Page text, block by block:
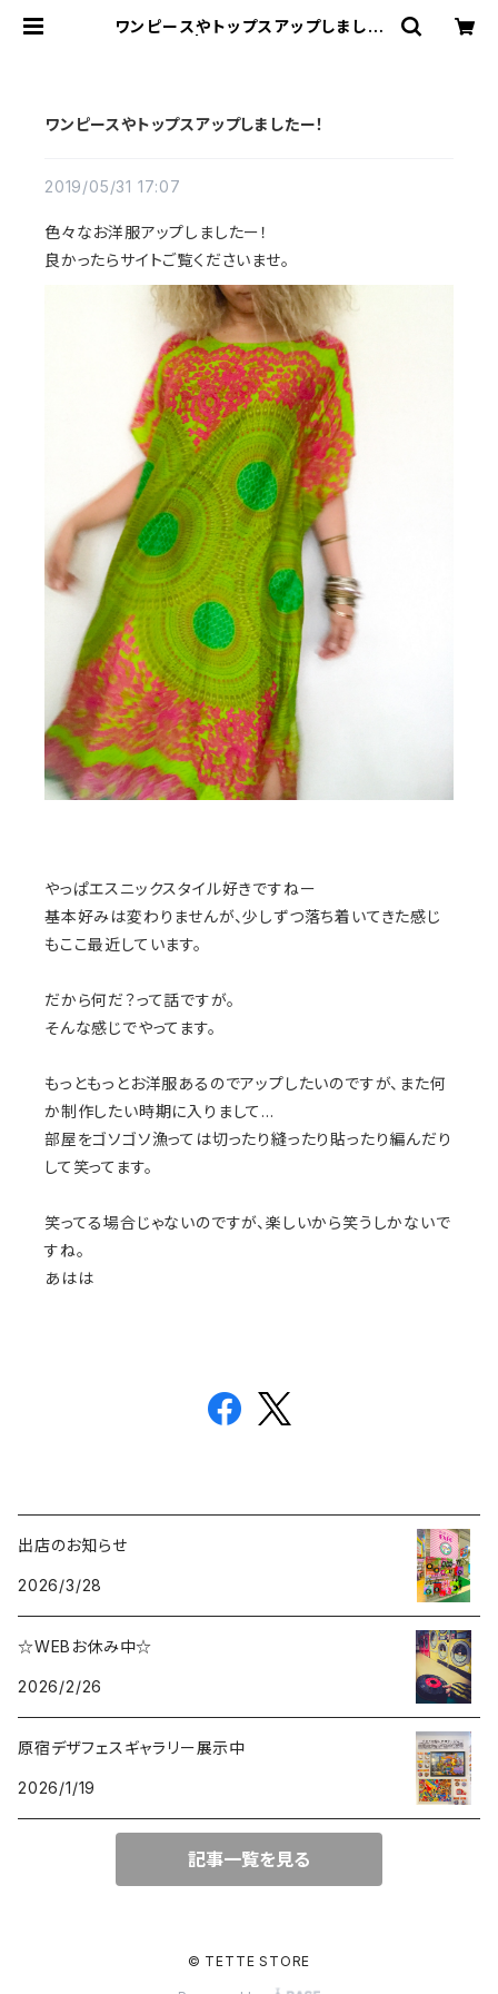
ワンピースやトップスアップしました
ワンピースやトップスアップしましたー！
2019/05/31 17:07
色々なお洋服アップしましたー！
良かったらサイトご覧くださいませ。
やっぱエスニックスタイル好きですねー
基本好みは変わりませんが、少しずつ落ち着いてきた感じ
もここ最近しています。
だから何だ？って話ですが。
そんな感じでやってます。
もっともっとお洋服あるのでアップしたいのですが、また何
か制作したい時期に入りまして…
部屋をゴソゴソ漁っては切ったり縫ったり貼ったり編んだり
して笑ってます。
笑ってる場合じゃないのですが、楽しいから笑うしかないで
すね。
あはは
出店のお知らせ
2026/3/28
☆WEBお休み中☆
2026/2/26
原宿デザフェスギャラリー展示中
2026/1/19
記事一覧を見る
© TETTE STORE